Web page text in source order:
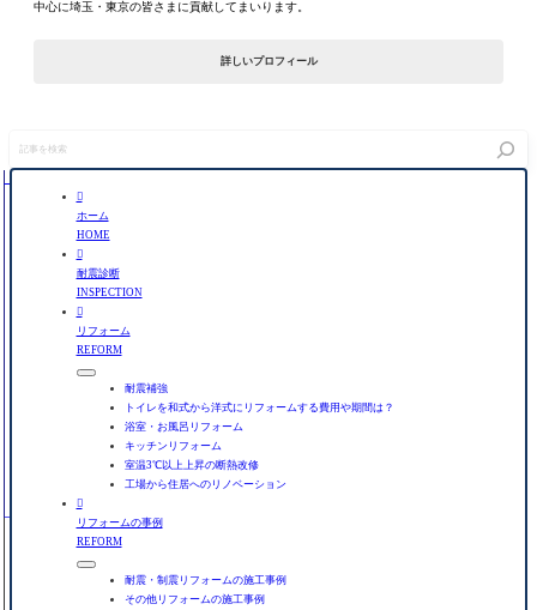
中心に埼玉・東京の皆さまに貢献してまいります。
詳しいプロフィール
を
検

ホーム
HOME

耐震診断
INSPECTION

リフォーム
REFORM
耐震補強
トイレを和式から洋式にリフォームする費用や期間は？
浴室・お風呂リフォーム
キッチンリフォーム
室温3℃以上上昇の断熱改修
工場から住居へのリノベーション

リフォームの事例
REFORM
耐震・制震リフォームの施工事例
その他リフォームの施工事例